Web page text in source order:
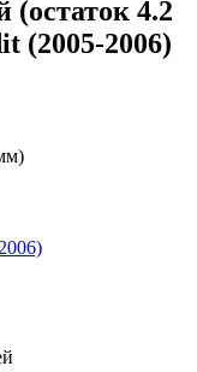
(остаток 4.2
(2005-2006)